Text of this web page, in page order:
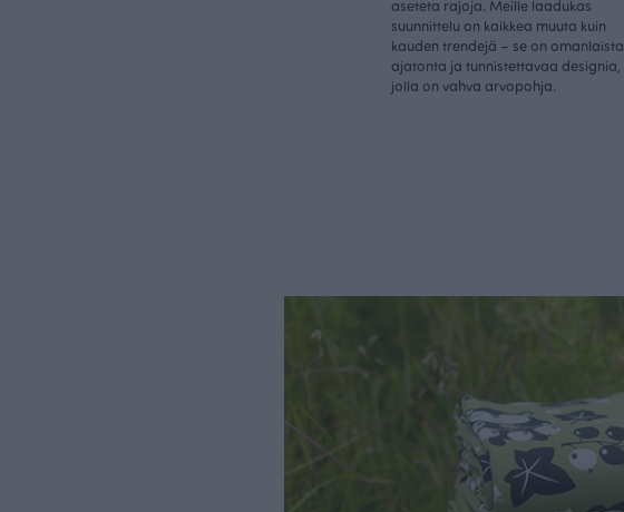
aseteta rajoja. Meille laadukas
suunnittelu on kaikkea muuta kuin
kauden trendejä – se on omanlaista,
ajatonta ja tunnistettavaa designia,
jolla on vahva arvopohja.